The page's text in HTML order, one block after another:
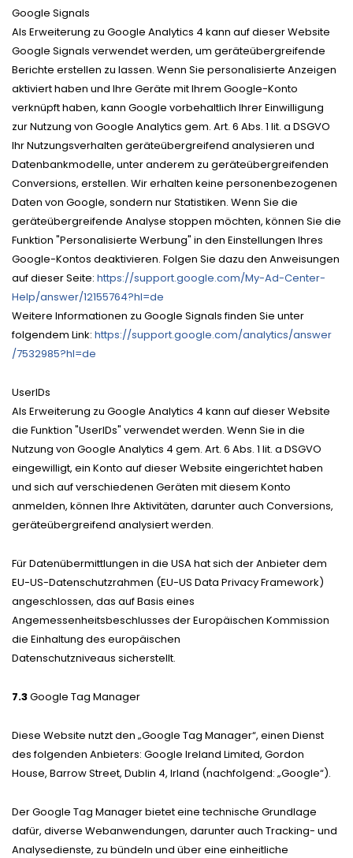
Google Signals
Als Erweiterung zu Google Analytics 4 kann auf dieser Website
Google Signals verwendet werden, um geräteübergreifende
Berichte erstellen zu lassen. Wenn Sie personalisierte Anzeigen
aktiviert haben und Ihre Geräte mit Ihrem Google-Konto
verknüpft haben, kann Google vorbehaltlich Ihrer Einwilligung
zur Nutzung von Google Analytics gem. Art. 6 Abs. 1 lit. a DSGVO
Ihr Nutzungsverhalten geräteübergreifend analysieren und
Datenbankmodelle, unter anderem zu geräteübergreifenden
Conversions, erstellen. Wir erhalten keine personenbezogenen
Daten von Google, sondern nur Statistiken. Wenn Sie die
geräteübergreifende Analyse stoppen möchten, können Sie die
Funktion "Personalisierte Werbung" in den Einstellungen Ihres
Google-Kontos deaktivieren. Folgen Sie dazu den Anweisungen
auf dieser Seite: https://support.google.com/My-Ad-Center-
Help/answer/12155764?hl=de
Weitere Informationen zu Google Signals finden Sie unter
folgendem Link: https://support.google.com/analytics/answer
/7532985?hl=de
UserIDs
Als Erweiterung zu Google Analytics 4 kann auf dieser Website
die Funktion "UserIDs" verwendet werden. Wenn Sie in die
Nutzung von Google Analytics 4 gem. Art. 6 Abs. 1 lit. a DSGVO
eingewilligt, ein Konto auf dieser Website eingerichtet haben
und sich auf verschiedenen Geräten mit diesem Konto
anmelden, können Ihre Aktivitäten, darunter auch Conversions,
geräteübergreifend analysiert werden.
Für Datenübermittlungen in die USA hat sich der Anbieter dem
EU-US-Datenschutzrahmen (EU-US Data Privacy Framework)
angeschlossen, das auf Basis eines
Angemessenheitsbeschlusses der Europäischen Kommission
die Einhaltung des europäischen
Datenschutzniveaus sicherstellt.
7.3Google Tag Manager
Diese Website nutzt den „Google Tag Manager“, einen Dienst
des folgenden Anbieters: Google Ireland Limited, Gordon
House, Barrow Street, Dublin 4, Irland (nachfolgend: „Google“).
Der Google Tag Manager bietet eine technische Grundlage
dafür, diverse Webanwendungen, darunter auch Tracking- und
Analysedienste, zu bündeln und über eine einheitliche